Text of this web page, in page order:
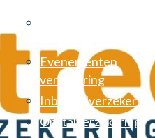
Evenementen
verzekering
Inboedelverzekering
Opstalverzekering